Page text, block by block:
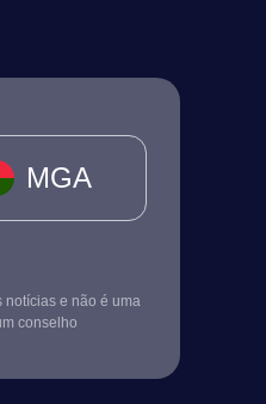
MGA
notícias e não é uma
conselho